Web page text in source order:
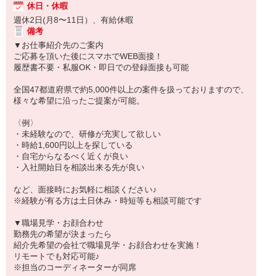
休日・休暇
週休2日(月8〜11日）、有給休暇
備考
▼お仕事紹介先のご案内
ご応募を頂いた後にスマホでWEB面接！
履歴書不要・私服OK・即日での登録面接も可能
全国47都道府県で約5,000件以上の案件を扱っておりますので、
様々な希望に沿ったご提案が可能。
〈例〉
・未経験なので、研修が充実して欲しい
・時給1,600円以上を探している
・自宅からなるべく近くが良い
・入社開始日を相談出来る先が良い
など、面接時にお気軽に相談ください♪
※経験が有る方は土日休み・時短等も相談可能です
▼職場見学・お顔合わせ
勤務先の希望が決まったら
紹介先希望の会社で職場見学・お顔合わせを実施！
リモートでも対応可能♪
※担当のコーディネーターが同席